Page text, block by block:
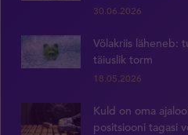
30.06.2026
Võlakriis läheneb:
täiuslik torm
18.05.2026
Kuld on oma
positsiooni tagasi